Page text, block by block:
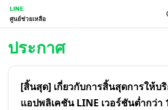
LINE
ศูนย์ช่วยเหลือ
ประกาศ
[สิ้นสุด] เกี่ยวกับการสิ้นสุดการให้บ
แอปพลิเคชัน LINE เวอร์ชันต่ำกว่า